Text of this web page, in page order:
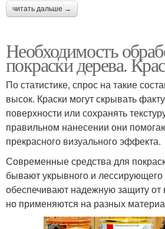
читать дальше →
Необходимость
покраски дерева.
По статистике, спрос на такие
высок. Краски могут скрывать
поверхности или сохранять
правильном нанесении они
прекрасного визуального эффекта.
Современные средства для
бывают укрывного и лессирующего
обеспечивают надежную защиту от
но применяются на разных